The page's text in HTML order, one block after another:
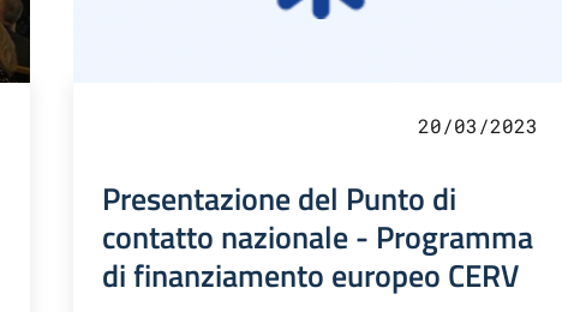
20/03/2023
Presentazione del Punto di
contatto nazionale - Programma
di finanziamento europeo CERV